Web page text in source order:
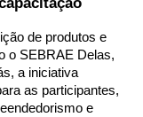
de produtos e
o SEBRAE Delas,
a iniciativa
as participantes,
e